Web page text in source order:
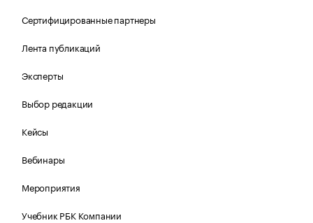
Сертифицированные партнеры
Лента публикаций
Эксперты
Выбор редакции
Кейсы
Вебинары
Мероприятия
Учебник РБК Компании